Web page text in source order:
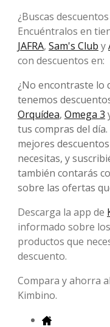
¿Buscas
Encuéntralos en
JAFRA, Sam's Club y
con descuentos en:
¿No encontraste lo
tenemos
Orquídea, Omega 3
tus compras del
mejores
necesitas, y
también contarás
sobre las ofertas
Descarga la app de
informado sobre
productos que
descuento.
Compara y ahorra
Kimbino.